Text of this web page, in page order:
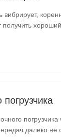
погрузчика
далеко